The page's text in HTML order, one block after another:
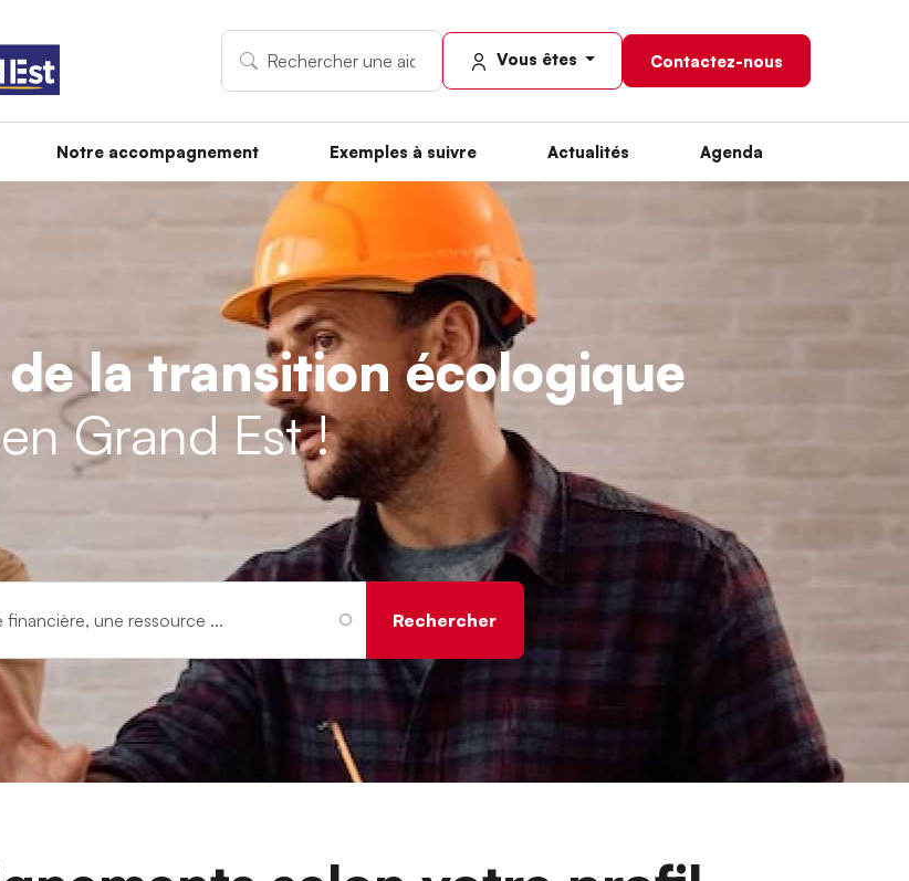
Vous êtes Contactez-nous
Notre accompagnement Exemples à suivre Actualités Agenda
la transition écologique
en Grand Est !